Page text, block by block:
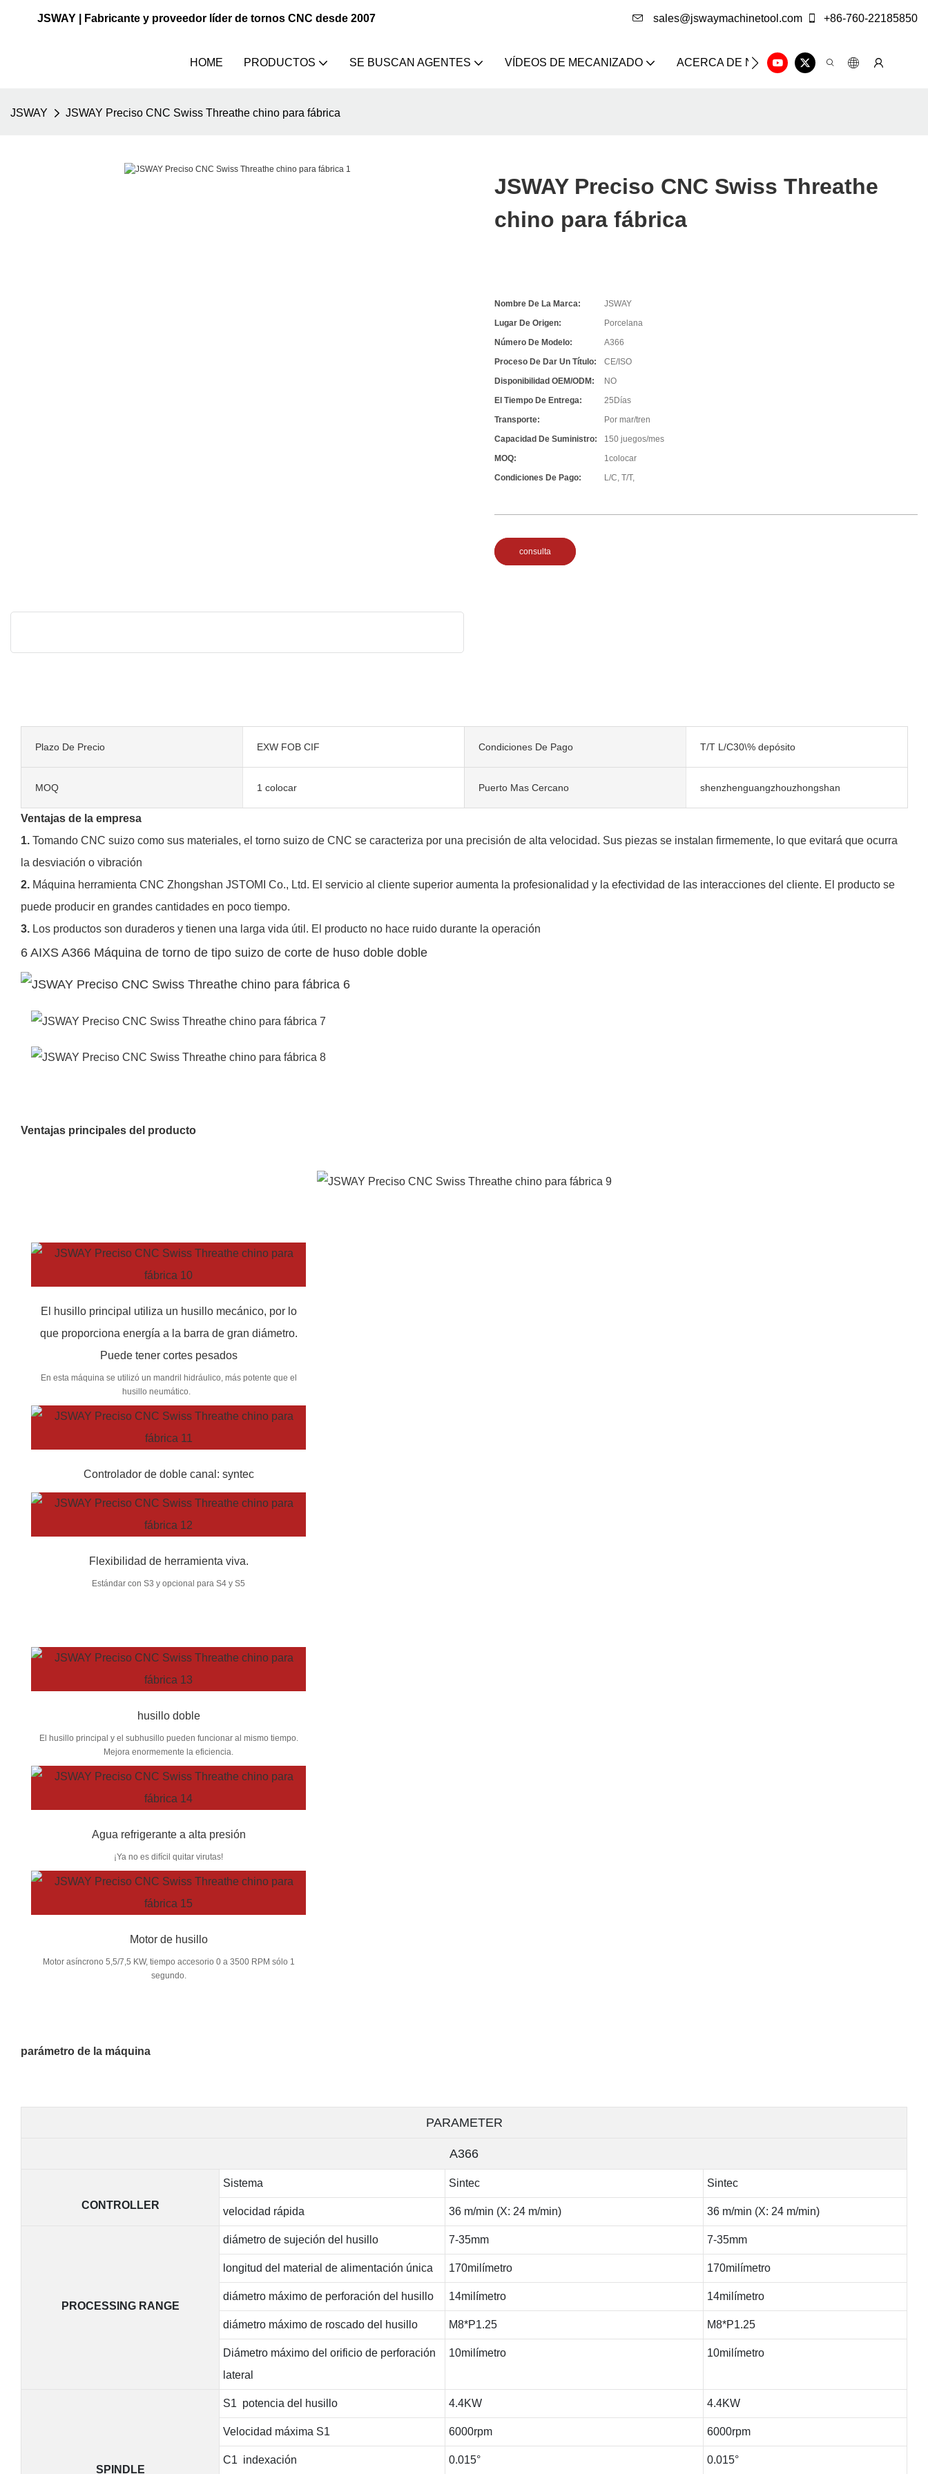
JSWAY | Fabricante y proveedor líder de tornos CNC desde 2007 sales@jswaymachinetool.com +86-760-22185850
HOME PRODUCTOS SE BUSCAN AGENTES VÍDEOS DE MECANIZADO ACERCA DE NOSOTROS SOLUCIÓN
JSWAY JSWAY Preciso CNC Swiss Threathe chino para fábrica
JSWAY Preciso CNC Swiss Threathe
chino para fábrica
Nombre De La Marca:
JSWAY
Lugar De Origen:
Porcelana
Número De Modelo:
A366
Proceso De Dar Un Título:
CE/ISO
Disponibilidad OEM/ODM:
NO
El Tiempo De Entrega:
25Días
Transporte:
Por mar/tren
Capacidad De Suministro:
150 juegos/mes
MOQ:
1colocar
Condiciones De Pago:
L/C, T/T,
consulta
Plazo De Precio EXW FOB CIF Condiciones De Pago T/T L/C30\% depósito
MOQ 1 colocar Puerto Mas Cercano shenzhenguangzhouzhongshan
Ventajas de la empresa
1. Tomando CNC suizo como sus materiales, el torno suizo de CNC se caracteriza por una precisión de alta velocidad. Sus piezas se instalan firmemente, lo que evitará que ocurra
la desviación o vibración
2. Máquina herramienta CNC Zhongshan JSTOMI Co., Ltd. El servicio al cliente superior aumenta la profesionalidad y la efectividad de las interacciones del cliente. El producto se
puede producir en grandes cantidades en poco tiempo.
3. Los productos son duraderos y tienen una larga vida útil. El producto no hace ruido durante la operación
6 AIXS A366 Máquina de torno de tipo suizo de corte de huso doble doble
Ventajas principales del producto
El husillo principal utiliza un husillo mecánico, por lo
que proporciona energía a la barra de gran diámetro.
Puede tener cortes pesados
En esta máquina se utilizó un mandril hidráulico, más potente que el
husillo neumático.
Controlador de doble canal: syntec
Flexibilidad de herramienta viva.
Estándar con S3 y opcional para S4 y S5
husillo doble
El husillo principal y el subhusillo pueden funcionar al mismo tiempo.
Mejora enormemente la eficiencia.
Agua refrigerante a alta presión
¡Ya no es difícil quitar virutas!
Motor de husillo
Motor asíncrono 5,5/7,5 KW, tiempo accesorio 0 a 3500 RPM sólo 1
segundo.
parámetro de la máquina
PARAMETER
A366
CONTROLLER
Sistema Sintec Sintec
velocidad rápida 36 m/min (X: 24 m/min) 36 m/min (X: 24 m/min)
PROCESSING RANGE
diámetro de sujeción del husillo 7-35mm 7-35mm
longitud del material de alimentación única 170milímetro 170milímetro
diámetro máximo de perforación del husillo 14milímetro 14milímetro
diámetro máximo de roscado del husillo M8*P1.25 M8*P1.25
Diámetro máximo del orificio de perforación
lateral
10milímetro 10milímetro
SPINDLE
S1 potencia del husillo 4.4KW 4.4KW
Velocidad máxima S1 6000rpm 6000rpm
C1 indexación 0.015° 0.015°